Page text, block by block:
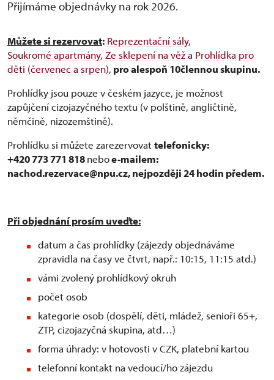
Přijímáme objednávky na rok 2026.
Můžete si rezervovat: Reprezentační sály,
Soukromé apartmány, Ze sklepení na věža Prohlídka pro
děti (červenec a srpen), pro alespoň 10člennou skupinu.
Prohlídky jsou pouze v českém jazyce, je možnost
zapůjčení cizojazyčného textu (v polštině, angličtině,
němčině, nizozemštině).
Prohlídku si můžete zarezervovattelefonicky:
+420 773 771 818neboe-mailem:
nachod.rezervace@npu.cz, nejpozději 24 hodin předem.
Při objednání prosím uveďte:
datum a čas prohlídky (zájezdy objednáváme
zpravidla na časy ve čtvrt, např.: 10:15, 11:15 atd.)
vámi zvolený prohlídkový okruh
počet osob
kategorie osob (dospělí, děti, mládež, senioři 65+,
ZTP, cizojazyčná skupina, atd…)
forma úhrady: v hotovosti v CZK, platební kartou
telefonní kontakt na vedoucí/ho zájezdu